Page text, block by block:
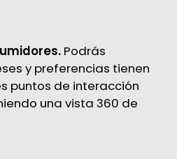
Podrás
y preferencias tienen
puntos de interacción
una vista 360 de